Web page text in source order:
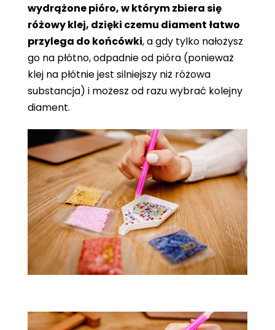
wydrążone pióro, w którym zbiera się
różowy klej, dzięki czemu diament łatwo
przylega do końcówki, a gdy tylko nałożysz
go na płótno, odpadnie od pióra (ponieważ
klej na płótnie jest silniejszy niż różowa
substancja) i możesz od razu wybrać kolejny
diament.